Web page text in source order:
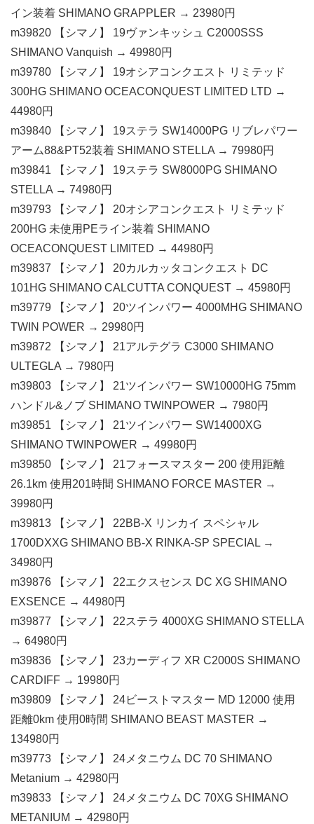
イン装着 SHIMANO GRAPPLER → 23980円
m39820 【シマノ】 19ヴァンキッシュ C2000SSS
SHIMANO Vanquish → 49980円
m39780 【シマノ】 19オシアコンクエスト リミテッド
300HG SHIMANO OCEACONQUEST LIMITED LTD →
44980円
m39840 【シマノ】 19ステラ SW14000PG リブレパワー
アーム88&PT52装着 SHIMANO STELLA → 79980円
m39841 【シマノ】 19ステラ SW8000PG SHIMANO
STELLA → 74980円
m39793 【シマノ】 20オシアコンクエスト リミテッド
200HG 未使用PEライン装着 SHIMANO
OCEACONQUEST LIMITED → 44980円
m39837 【シマノ】 20カルカッタコンクエスト DC
101HG SHIMANO CALCUTTA CONQUEST → 45980円
m39779 【シマノ】 20ツインパワー 4000MHG SHIMANO
TWIN POWER → 29980円
m39872 【シマノ】 21アルテグラ C3000 SHIMANO
ULTEGLA → 7980円
m39803 【シマノ】 21ツインパワー SW10000HG 75mm
ハンドル&ノブ SHIMANO TWINPOWER → 7980円
m39851 【シマノ】 21ツインパワー SW14000XG
SHIMANO TWINPOWER → 49980円
m39850 【シマノ】 21フォースマスター 200 使用距離
26.1km 使用201時間 SHIMANO FORCE MASTER →
39980円
m39813 【シマノ】 22BB-X リンカイ スペシャル
1700DXXG SHIMANO BB-X RINKA-SP SPECIAL →
34980円
m39876 【シマノ】 22エクスセンス DC XG SHIMANO
EXSENCE → 44980円
m39877 【シマノ】 22ステラ 4000XG SHIMANO STELLA
→ 64980円
m39836 【シマノ】 23カーディフ XR C2000S SHIMANO
CARDIFF → 19980円
m39809 【シマノ】 24ビーストマスター MD 12000 使用
距離0km 使用0時間 SHIMANO BEAST MASTER →
134980円
m39773 【シマノ】 24メタニウム DC 70 SHIMANO
Metanium → 42980円
m39833 【シマノ】 24メタニウム DC 70XG SHIMANO
METANIUM → 42980円